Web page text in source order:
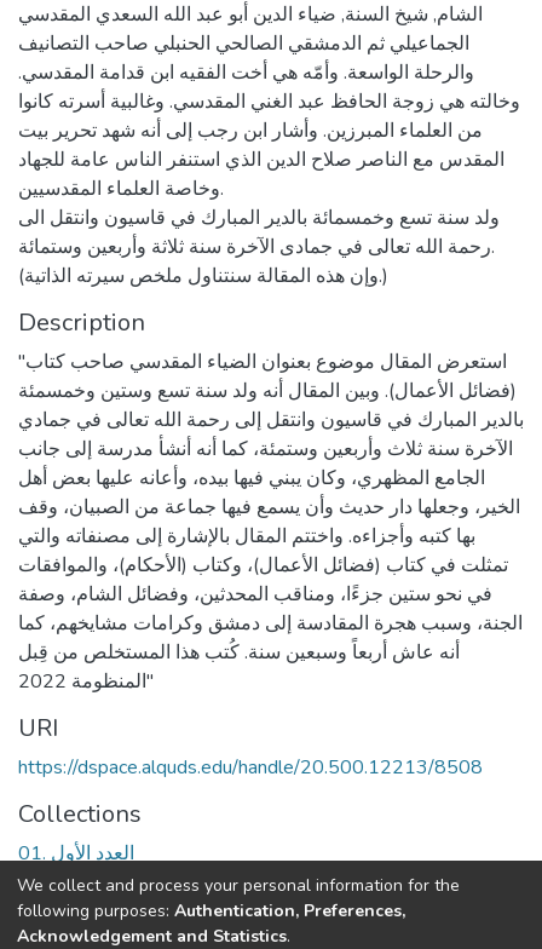
الشام, شيخ السنة, ضياء الدين أبو عبد الله السعدي المقدسي
الجماعيلي ثم الدمشقي الصالحي الحنبلي صاحب التصانيف
والرحلة الواسعة. وأمّه هي أخت الفقيه ابن قدامة المقدسي.
وخالته هي زوجة الحافظ عبد الغني المقدسي. وغالبية أسرته كانوا
من العلماء المبرزين. وأشار ابن رجب إلى أنه شهد تحرير بيت
المقدس مع الناصر صلاح الدين الذي استنفر الناس عامة للجهاد
وخاصة العلماء المقدسيين.
ولد سنة تسع وخمسمائة بالدير المبارك في قاسيون وانتقل الى
رحمة الله تعالى في جمادى الآخرة سنة ثلاثة وأربعين وستمائة.
(وإن هذه المقالة سنتناول ملخص سيرته الذاتية.)
Description
"استعرض المقال موضوع بعنوان الضياء المقدسي صاحب كتاب
(فضائل الأعمال). وبين المقال أنه ولد سنة تسع وستين وخمسمئة
بالدير المبارك في قاسيون وانتقل إلى رحمة الله تعالى في جمادي
الآخرة سنة ثلاث وأربعين وستمئة، كما أنه أنشأ مدرسة إلى جانب
الجامع المظهري، وكان يبني فيها بيده، وأعانه عليها بعض أهل
الخير، وجعلها دار حديث وأن يسمع فيها جماعة من الصبيان، وقف
بها كتبه وأجزاءه. واختتم المقال بالإشارة إلى مصنفاته والتي
تمثلت في كتاب (فضائل الأعمال)، وكتاب (الأحكام)، والموافقات
في نحو ستين جزءًا، ومناقب المحدثين، وفضائل الشام، وصفة
الجنة، وسبب هجرة المقادسة إلى دمشق وكرامات مشايخهم، كما
أنه عاش أربعاً وسبعين سنة. كُتب هذا المستخلص من قِبل
المنظومة 2022"
URI
https://dspace.alquds.edu/handle/20.500.12213/8508
Collections
01. العدد الأول
Full item page
We collect and process your personal information for the
following purposes: Authentication, Preferences,
Acknowledgement and Statistics.